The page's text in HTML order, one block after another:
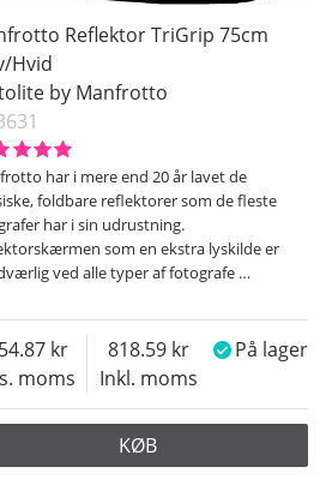
Reflektor TriGrip 75cm
Hvid
by Manfrotto
har i mere end 20 år lavet de
foldbare reflektorer som de fleste
har i sin udrustning.
som en ekstra lyskilde er
ved alle typer af fotografe …
moms
Inkl. moms
818.59 På lager
KØB